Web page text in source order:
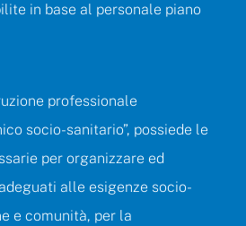
in base al personale piano
professionale
socio-sanitario”, possiede le
per organizzare ed
alle esigenze socio-
e comunità, per la